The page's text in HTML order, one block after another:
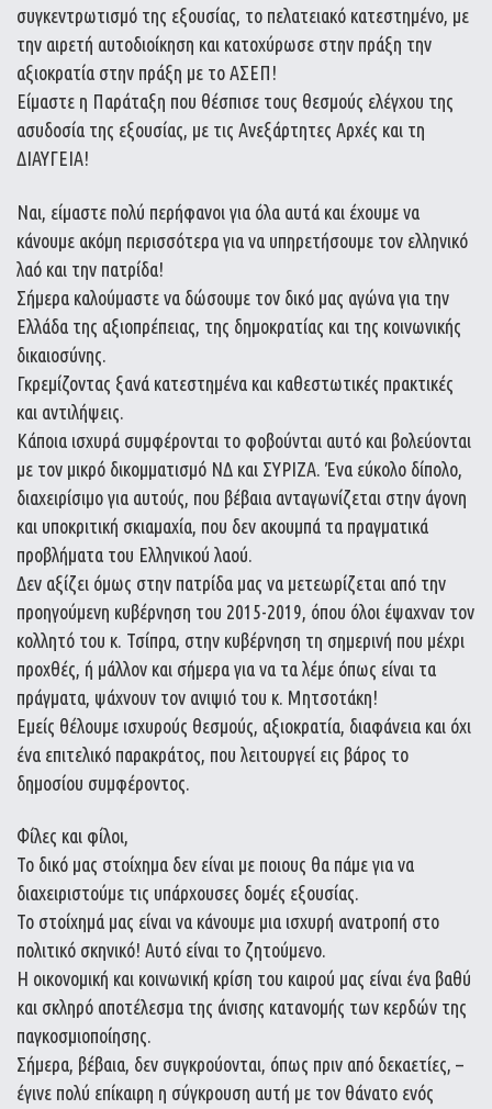
συγκεντρωτισμό της εξουσίας, το πελατειακό κατεστημένο, με
την αιρετή αυτοδιοίκηση και κατοχύρωσε στην πράξη την
αξιοκρατία στην πράξη με το ΑΣΕΠ!
Είμαστε η Παράταξη που θέσπισε τους θεσμούς ελέγχου της
ασυδοσία της εξουσίας, με τις Ανεξάρτητες Αρχές και τη
ΔΙΑΥΓΕΙΑ!
Ναι, είμαστε πολύ περήφανοι για όλα αυτά και έχουμε να
κάνουμε ακόμη περισσότερα για να υπηρετήσουμε τον ελληνικό
λαό και την πατρίδα!
Σήμερα καλούμαστε να δώσουμε τον δικό μας αγώνα για την
Ελλάδα της αξιοπρέπειας, της δημοκρατίας και της κοινωνικής
δικαιοσύνης.
Γκρεμίζοντας ξανά κατεστημένα και καθεστωτικές πρακτικές
και αντιλήψεις.
Κάποια ισχυρά συμφέρονται το φοβούνται αυτό και βολεύονται
με τον μικρό δικομματισμό ΝΔ και ΣΥΡΙΖΑ. Ένα εύκολο δίπολο,
διαχειρίσιμο για αυτούς, που βέβαια ανταγωνίζεται στην άγονη
και υποκριτική σκιαμαχία, που δεν ακουμπά τα πραγματικά
προβλήματα του Ελληνικού λαού.
Δεν αξίζει όμως στην πατρίδα μας να μετεωρίζεται από την
προηγούμενη κυβέρνηση του 2015-2019, όπου όλοι έψαχναν τον
κολλητό του κ. Τσίπρα, στην κυβέρνηση τη σημερινή που μέχρι
προχθές, ή μάλλον και σήμερα για να τα λέμε όπως είναι τα
πράγματα, ψάχνουν τον ανιψιό του κ. Μητσοτάκη!
Εμείς θέλουμε ισχυρούς θεσμούς, αξιοκρατία, διαφάνεια και όχι
ένα επιτελικό παρακράτος, που λειτουργεί εις βάρος το
δημοσίου συμφέροντος.
Φίλες και φίλοι,
Το δικό μας στοίχημα δεν είναι με ποιους θα πάμε για να
διαχειριστούμε τις υπάρχουσες δομές εξουσίας.
Το στοίχημά μας είναι να κάνουμε μια ισχυρή ανατροπή στο
πολιτικό σκηνικό! Αυτό είναι το ζητούμενο.
Η οικονομική και κοινωνική κρίση του καιρού μας είναι ένα βαθύ
και σκληρό αποτέλεσμα της άνισης κατανομής των κερδών της
παγκοσμιοποίησης.
Σήμερα, βέβαια, δεν συγκρούονται, όπως πριν από δεκαετίες, –
έγινε πολύ επίκαιρη η σύγκρουση αυτή με τον θάνατο ενός